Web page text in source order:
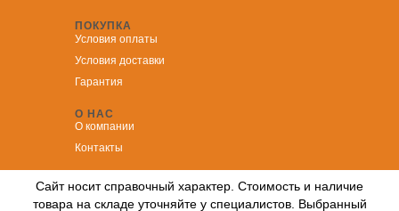
ПОКУПКА
Условия оплаты
Условия доставки
Гарантия
О НАС
О компании
Контакты
Сайт носит справочный характер. Стоимость и наличие
товара на складе уточняйте у специалистов. Выбранный